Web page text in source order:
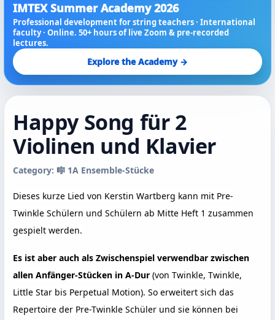
IMTEX Summer Academy 2026
Professional development for string teachers · International
faculty · Online. 50+ hours of live Zoom & pre-recorded
lectures.
Explore the Academy →
Happy Song für 2
Violinen und Klavier
Category: 🎼 1A Ensemble-Stücke
Dieses kurze Lied von Kerstin Wartberg kann mit Pre-
Twinkle Schülern und Schülern ab Mitte Heft 1 zusammen
gespielt werden.
Es ist aber auch als Zwischenspiel verwendbar zwischen
allen Anfänger-Stücken in A-Dur (von Twinkle, Twinkle,
Little Star bis Perpetual Motion). So erweitert sich das
Repertoire der Pre-Twinkle Schüler und sie können bei